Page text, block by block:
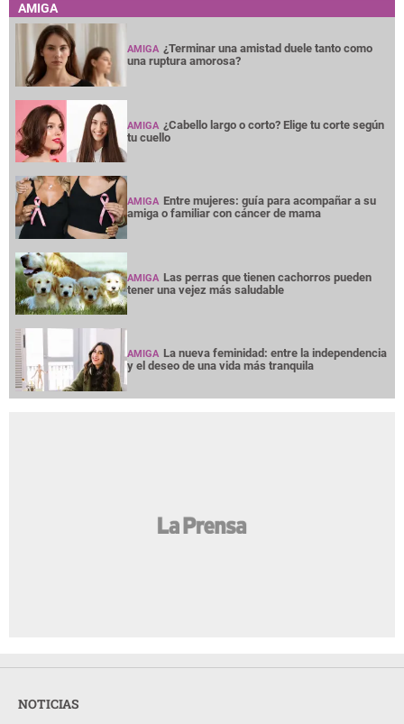
AMIGA
AMIGA ¿Terminar una amistad duele tanto como
una ruptura amorosa?
AMIGA ¿Cabello largo o corto? Elige tu corte según
tu cuello
AMIGA Entre mujeres: guía para acompañar a su
amiga o familiar con cáncer de mama
AMIGA Las perras que tienen cachorros pueden
tener una vejez más saludable
AMIGA La nueva feminidad: entre la independencia
y el deseo de una vida más tranquila
NOTICIAS